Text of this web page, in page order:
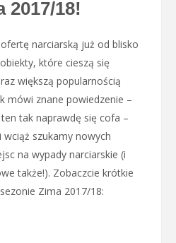
2017/18!
narciarską już od blisko
które cieszą się
większą popularnością
mówi znane powiedzenie –
tak naprawdę się cofa –
szukamy nowych
na wypady narciarskie (i
także!). Zobaczcie krótkie
Zima 2017/18: